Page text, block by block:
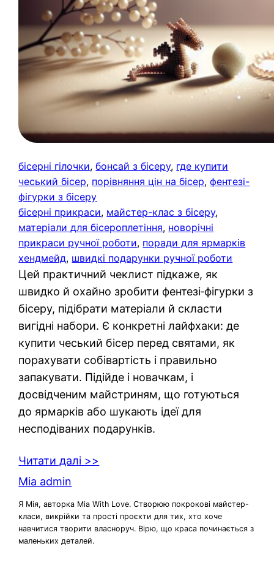
бісерні гілочки, бонсай з бісеру, где купити
чеський бісер, порівняння цін на бісер, фентезі-
фігурки з бісеру
бісерні прикраси, майстер-клас з бісеру
матеріали для бісероплетіння, новорічні
прикраси ручної роботи, поради для ярмарків
хендмейд, швидкі подарунки ручної роботи
Цей практичний чеклист підкаже, як
швидко й охайно зробити фентезі‑фігурки з
бісеру, підібрати матеріали й скласти
вигідні набори. Є конкретні лайфхаки: де
купити чеський бісер перед святами, як
порахувати собівартість і правильно
запакувати. Підійде і новачкам, і
досвідченим майстриням, що готуються
до ярмарків або шукають ідеї для
несподіваних подарунків.
Читати далі >>
Mia admin
Я Мія, авторка Mia With Love. Створюю покрокові майстер-
класи, викрійки та прості проєкти для тих, хто хоче
навчитися творити власноруч. Вірю, що краса починається з
маленьких деталей.